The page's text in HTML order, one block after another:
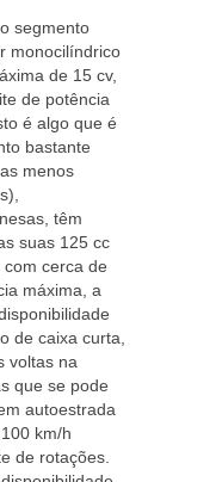
segmento
monocilíndrico
de 15 cv,
de potência
é algo que é
bastante
menos
têm
suas 125 cc
cerca de
máxima, a
de caixa curta,
voltas na
que se pode
autoestrada
km/h
de rotações.